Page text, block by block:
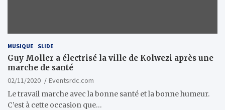
MUSIQUE SLIDE
Guy Moller a électrisé la ville de Kolwezi après une
marche de santé
02/11/2020
Eventsrdc.com
Le travail marche avec la bonne santé et la bonne humeur.
C’est à cette occasion que…